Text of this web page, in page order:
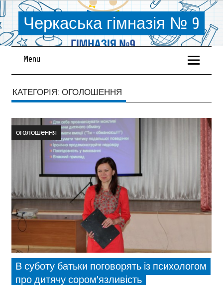
Черкаська гімназія № 9
Menu
КАТЕГОРІЯ: ОГОЛОШЕННЯ
оголошення
В суботу батьки поговорять із психологом
про дитячу сором’язливість